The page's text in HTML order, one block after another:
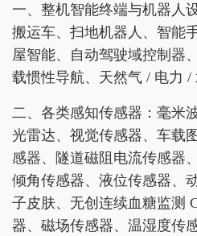
一、整机智能终端与机器人
搬运车、扫地机器人、智能
屋智能、自动驾驶域控制器
载惯性导航、天然气 / 电力
二、各类感知传感器：毫米
光雷达、视觉传感器、车载
感器、隧道磁阻电流传感器
倾角传感器、液位传感器、
子皮肤、无创连续血糖监测
器、磁场传感器、温湿度传